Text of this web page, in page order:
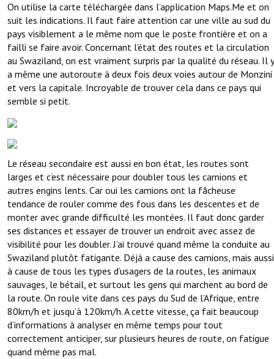
On utilise la carte téléchargée dans l’application Maps.Me et on
suit les indications. Il faut faire attention car une ville au sud du
pays visiblement a le même nom que le poste frontière et on a
failli se faire avoir. Concernant l’état des routes et la circulation
au Swaziland, on est vraiment surpris par la qualité du réseau. Il y
a même une autoroute à deux fois deux voies autour de Monzini
et vers la capitale. Incroyable de trouver cela dans ce pays qui
semble si petit.
Le réseau secondaire est aussi en bon état, les routes sont
larges et c’est nécessaire pour doubler tous les camions et
autres engins lents. Car oui les camions ont la fâcheuse
tendance de rouler comme des fous dans les descentes et de
monter avec grande difficulté les montées. Il faut donc garder
ses distances et essayer de trouver un endroit avec assez de
visibilité pour les doubler. J’ai trouvé quand même la conduite au
Swaziland plutôt fatigante. Déjà a cause des camions, mais aussi
à cause de tous les types d’usagers de la routes, les animaux
sauvages, le bétail, et surtout les gens qui marchent au bord de
la route. On roule vite dans ces pays du Sud de l’Afrique, entre
80km/h et jusqu’à 120km/h. A cette vitesse, ça fait beaucoup
d’informations à analyser en même temps pour tout
correctement anticiper, sur plusieurs heures de route, on fatigue
quand même pas mal.